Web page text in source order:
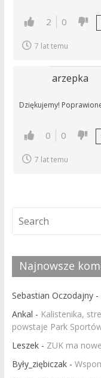
2 0
7 lat temu
arzepka
Dziękujemy!
0 0
7 lat temu
Najnowsze
Sebastian Oczodajny-
Ankal - Kalistenika,
powstaje Park
Leszek- ZUK ma
Były_ziębiczak-